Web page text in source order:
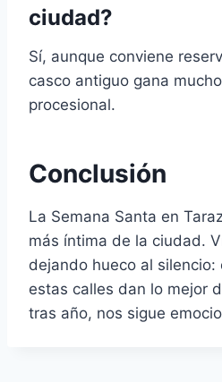
ciudad?
Sí, aunque conviene
casco antiguo gana
procesional.
Conclusión
La Semana Santa en
más íntima de la ciudad.
dejando hueco al
estas calles dan lo mejor
tras año, nos sigue